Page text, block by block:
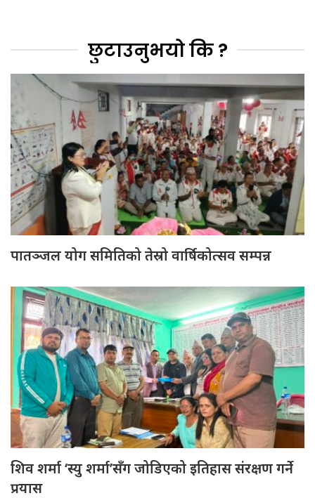
छुटाउनुभयो कि ?
पातञ्जल योग समितिको तेस्रो वार्षिकोत्सव सम्पन्न
शिव शर्मा ‘स्यु शर्मा’सँग जोडिएको इतिहास संरक्षण गर्ने
प्रयास